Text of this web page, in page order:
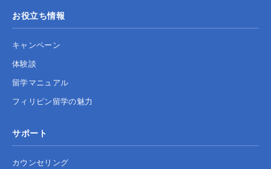
お役立ち情報
キャンペーン
体験談
留学マニュアル
フィリピン留学の魅力
サポート
カウンセリング